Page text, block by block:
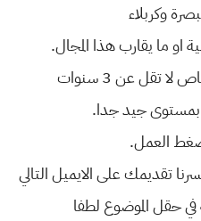
تقديمك على الايميل التالي
حقل الموضوع لطفا